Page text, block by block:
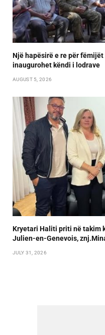
Një hapësirë e re për
inaugurohet këndi i lodrave
AUGUST 5, 2026
Kryetari Haliti priti në takim
Julien-en-Genevois,
JULY 31, 2026